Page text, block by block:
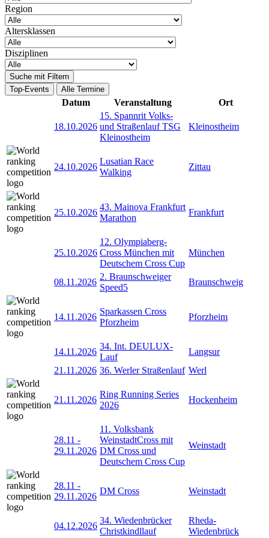
Region
Altersklassen
Disziplinen
Suche mit Filtern
Top-Events
Alle Termine
Datum Veranstaltung Ort
18.10.2026
15. Spannrit Volks-
und Straßenlauf TSG
Kleinostheim
Kleinostheim
24.10.2026
Lusatian Race
Walking
Zittau
25.10.2026
43. Mainova Frankfurt
Marathon
Frankfurt
25.10.2026
12. Olympiaberg-
Cross München mit
Deutschem Cross Cup
München
08.11.2026
2. Braunschweiger
Speed5
Braunschweig
14.11.2026
Sparkassen Cross
Pforzheim
Pforzheim
14.11.2026
34. Int. DEULUX-
Lauf
Langsur
21.11.2026 36. Werler Straßenlauf Werl
21.11.2026
Ring Running Series
2026
Hockenheim
28.11 -
29.11.2026
11. Volksbank
WeinstadtCross mit
DM Cross und
Deutschem Cross Cup
Weinstadt
28.11 -
29.11.2026
DM Cross Weinstadt
04.12.2026
34. Wiedenbrücker
Christkindllauf
Rheda-
Wiedenbrück